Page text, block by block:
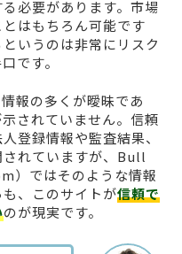
必要があります。市場
はもちろん可能です
いうのは非常にリスク
です。
報の多くが曖昧であ
されていません。信頼
登録情報や監査結果、
れていますが、Bull
ではそのような情報
、このサイトが信頼で
のが現実です。